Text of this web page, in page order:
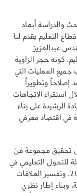
والدراسة أبعاد
المملكة الطموحة 2030 في قطاع التعليم يقدم لنا
عبدالعزيز
كونه حجر الزاوية
جميع العمليات التي
سيشهد إصلاحاً وتطويراً
استقراء الاتجاهات
الرشيدة على بناء
في اقتصاد معرفي
تحقيق مجموعة من
للتحول التعليمي في
المملكة العربية السعودية في ضوء رؤية 2030، وتفسير العلاقات
وبناء إطار نظري